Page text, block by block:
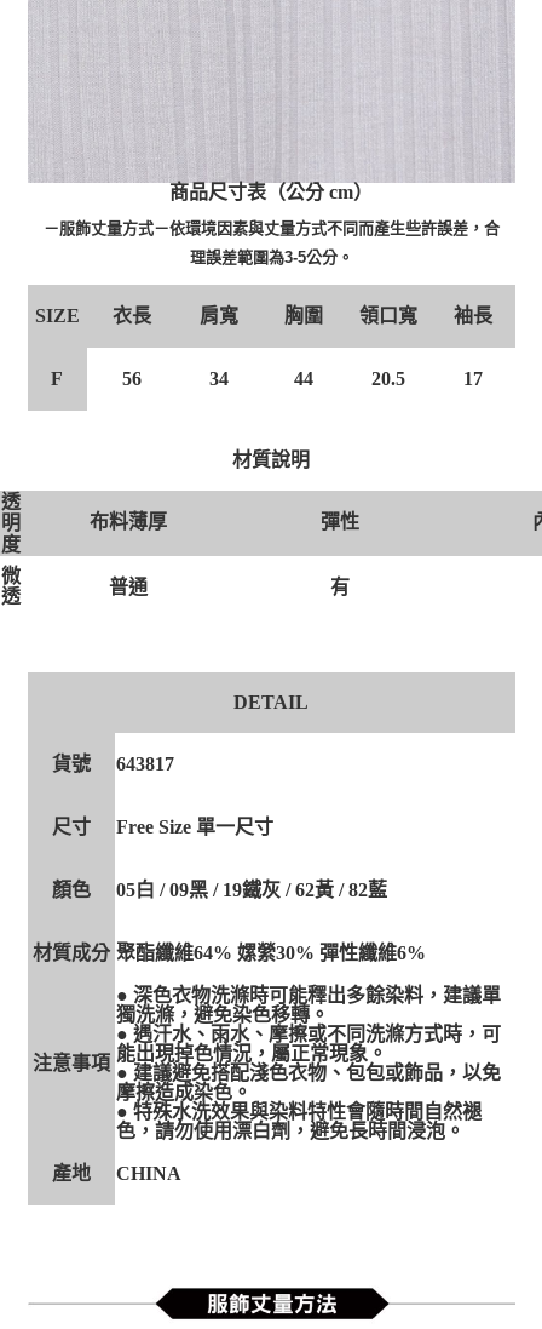
商品尺寸表（公分 cm）
－服飾丈量方式－依環境因素與丈量方式不同而產生些許誤差，合
理誤差範圍為3-5公分。
SIZE 衣長 肩寬 胸圍 領口寬 袖長
F 56 34 44 20.5 17
材質說明
透
明
度
布料薄厚 彈性
微
透
普通 有
DETAIL
貨號 643817
尺寸 Free Size 單一尺寸
顏色 05白 / 09黑 / 19鐵灰 / 62黃 / 82藍
材質成分 聚酯纖維64% 嫘縈30% 彈性纖維6%
注意事項
● 深色衣物洗滌時可能釋出多餘染料，建議單
獨洗滌，避免染色移轉。
● 遇汗水、雨水、摩擦或不同洗滌方式時，可
能出現掉色情況，屬正常現象。
● 建議避免搭配淺色衣物、包包或飾品，以免
摩擦造成染色。
● 特殊水洗效果與染料特性會隨時間自然褪
色，請勿使用漂白劑，避免長時間浸泡。
產地 CHINA